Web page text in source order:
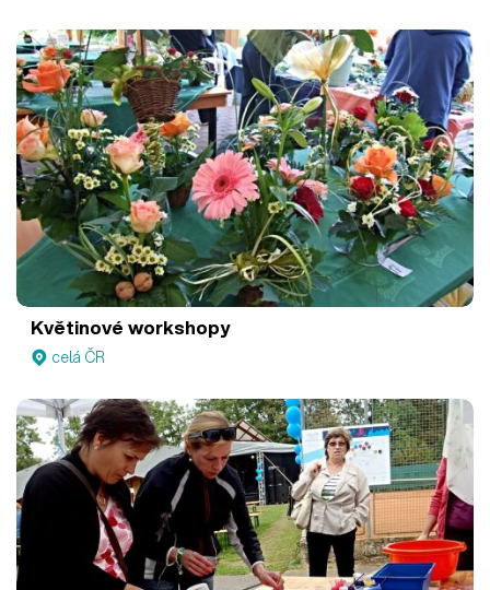
Květinové workshopy
celá ČR